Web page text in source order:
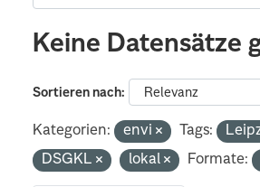
Keine Datensätze
Sortieren nach
Kategorien: envi Tags:
DSGKL
lokal Formate: